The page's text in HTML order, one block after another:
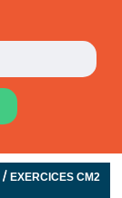
/EXERCICES CM2